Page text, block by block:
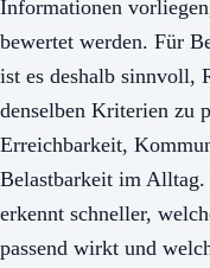
Informationen
bewertet werden. Für
ist es deshalb sinnvoll,
denselben Kriterien zu
Erreichbarkeit,
Belastbarkeit im Alltag.
erkennt schneller,
passend wirkt und